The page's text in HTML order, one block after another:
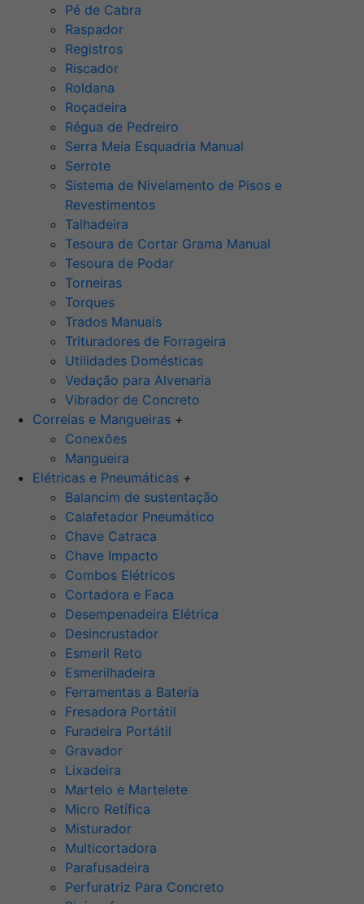
Pé de Cabra
Raspador
Registros
Riscador
Roldana
Roçadeira
Régua de Pedreiro
Serra Meia Esquadria Manual
Serrote
Sistema de Nivelamento de Pisos e
Revestimentos
Talhadeira
Tesoura de Cortar Grama Manual
Tesoura de Podar
Torneiras
Torques
Trados Manuais
Trituradores de Forrageira
Utilidades Domésticas
Vedação para Alvenaria
Vibrador de Concreto
Correias e Mangueiras +
Conexões
Mangueira
Elétricas e Pneumáticas +
Balancim de sustentação
Calafetador Pneumático
Chave Catraca
Chave Impacto
Combos Elétricos
Cortadora e Faca
Desempenadeira Elétrica
Desincrustador
Esmeril Reto
Esmerilhadeira
Ferramentas a Bateria
Fresadora Portátil
Furadeira Portátil
Gravador
Lixadeira
Martelo e Martelete
Micro Retífica
Misturador
Multicortadora
Parafusadeira
Perfuratriz Para Concreto